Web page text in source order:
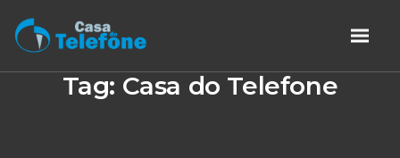
Tag: Casa do Telefone